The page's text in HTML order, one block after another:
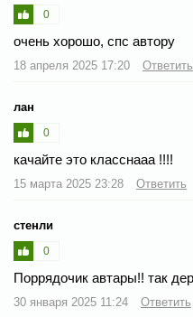
0
очень хорошо, спс автору
18 апреля 2025 17:20 Ответить
лан
0
качайте это класснааа !!!!
15 марта 2025 23:28 Ответить
стенли
0
Поррядочик автары!! так
30 января 2025 11:24 Ответить